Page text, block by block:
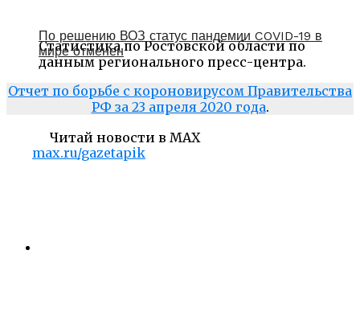
Статистика по Ростовской области по
данным регионального пресс-центра.
Отчет по борьбе с короновирусом Правительства
РФ за 23 апреля 2020 года.
Читай новости в MAX
max.ru/gazetapik
По решению ВОЗ статус пандемии COVID-19 в
мире отменен